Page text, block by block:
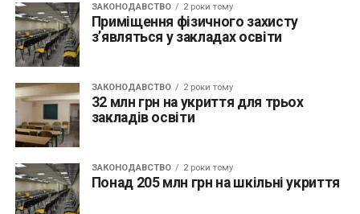
ЗАКОНОДАВСТВО 2 роки тому
Приміщення фізичного захисту
з’являться у закладах освіти
ЗАКОНОДАВСТВО 2 роки тому
32 млн грн на укриття для трьох
закладів освіти
ЗАКОНОДАВСТВО 2 роки тому
Понад 205 млн грн на шкільні укриття